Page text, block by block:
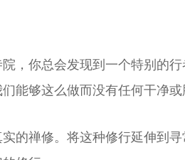
，你总会发现到一个特别的
能够这么做而没有任何干净或
的禅修。将这种修行延伸到